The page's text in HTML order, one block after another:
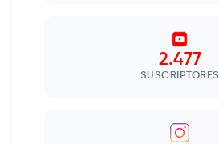
2.477
SUSCRIPTORES